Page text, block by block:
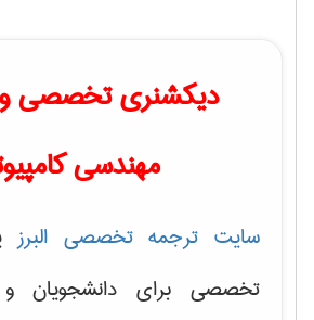
دیکشنری تخصصی و
مهندسی
سایت ترجمه تخصصی البرز
تخصصی برای دانشجویان و